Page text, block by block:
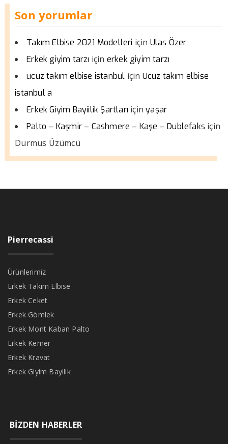
Son yorumlar
Takım Elbise 2021 Modelleri için Ulas Özer
Erkek giyim tarzı için erkek giyim tarzı
ucuz takım elbise istanbul için Ucuz takım elbise
istanbul a
Erkek Giyim Bayiilik Şartları içinyaşar
Palto – Kaşmir – Cashmere – Kaşe – Dublefaks için
Durmus Üzümcü
Pierrecassi
Ürünlerimiz
Erkek Takım Elbise
Erkek Ceket
Erkek Gömlek
Erkek Mont Kaban Palto
Erkek Kemer
Erkek Kravat
Erkek Giyim Bayilik
BİZDEN HABERLER